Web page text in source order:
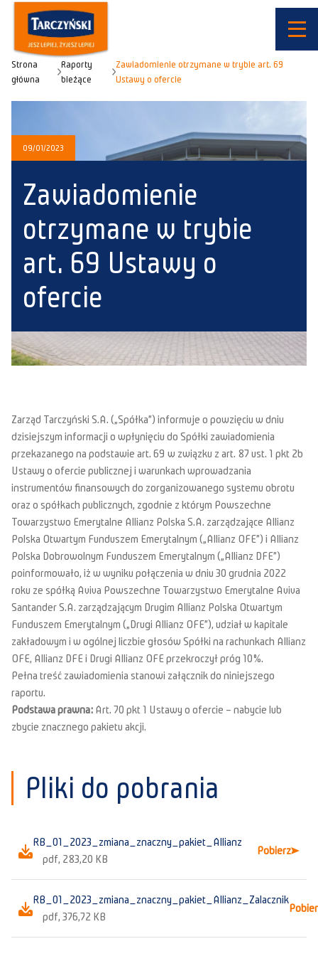
Strona
główna
Raporty
bieżące
Zawiadomienie otrzymane w trybie art. 69
Ustawy o ofercie
09/01/2023
Zawiadomienie
otrzymane w trybie
art. 69 Ustawy o
ofercie
Zarząd Tarczyński S.A. („Spółka”) informuje o powzięciu w dniu
dzisiejszym informacji o wpłynięciu do Spółki zawiadomienia
przekazanego na podstawie art. 69 w związku z art. 87 ust. 1 pkt 2b
Ustawy o ofercie publicznej i warunkach wprowadzania
instrumentów finansowych do zorganizowanego systemu obrotu
oraz o spółkach publicznych, zgodnie z którym Powszechne
Towarzystwo Emerytalne Allianz Polska S.A. zarządzające Allianz
Polska Otwartym Funduszem Emerytalnym („Allianz OFE”) i Allianz
Polska Dobrowolnym Funduszem Emerytalnym („Allianz DFE”)
poinformowało, iż w wyniku połączenia w dniu 30 grudnia 2022
roku ze spółką Aviva Powszechne Towarzystwo Emerytalne Aviva
Santander S.A. zarządzającym Drugim Allianz Polska Otwartym
Funduszem Emerytalnym („Drugi Allianz OFE”), udział w kapitale
zakładowym i w ogólnej liczbie głosów Spółki na rachunkach Allianz
OFE, Allianz DFE i Drugi Allianz OFE przekroczył próg 10%.
Pełna treść zawiadomienia stanowi załącznik do niniejszego
raportu.
Podstawa prawna: Art. 70 pkt 1 Ustawy o ofercie – nabycie lub
zbycie znacznego pakietu akcji.
Pliki do pobrania
RB_01_2023_zmiana_znaczny_pakiet_Allianz
pdf, 283,20 KB
Pobierz
RB_01_2023_zmiana_znaczny_pakiet_Allianz_Zalacznik
pdf, 376,72 KB